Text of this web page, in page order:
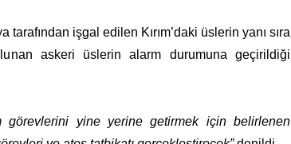
işgal edilen Kırım’daki üslerin yanı sıra
askeri üslerin alarm durumuna geçirildiği
yine yerine getirmek için belirlenen